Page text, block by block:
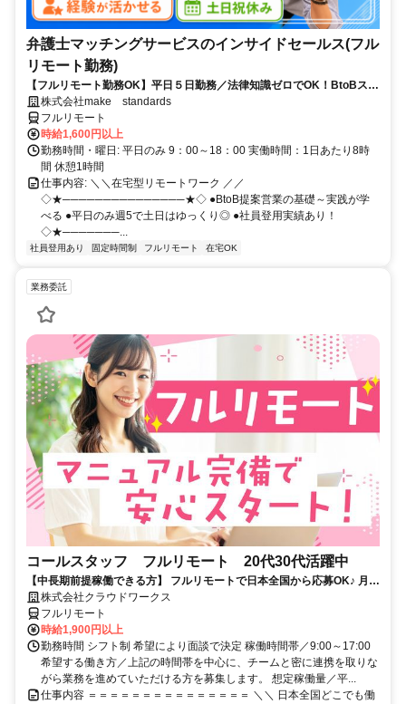
弁護士マッチングサービスのインサイドセールス(フル
リモート勤務)
【フルリモート勤務OK】平日５日勤務／法律知識ゼロでOK！BtoBスキ
ルが身につく営業職
株式会社make standards
フルリモート
時給1,600円以上
勤務時間・曜日: 平日のみ 9：00～18：00 実働時間：1日あたり8時
間 休憩1時間
仕事内容: ＼＼在宅型リモートワーク ／／
◇★───────────────★◇ ●BtoB提案営業の基礎～実践が学
べる ●平日のみ週5で土日はゆっくり◎ ●社員登用実績あり！
◇★───────...
社員登用あり 固定時間制 フルリモート 在宅OK
業務委託
コールスタッフ フルリモート 20代30代活躍中
【中長期前提稼働できる方】 フルリモートで日本全国から応募OK♪ 月稼
働80時間で安定収入！
株式会社クラウドワークス
フルリモート
時給1,900円以上
勤務時間 シフト制 希望により面談で決定 稼働時間帯／9:00～17:00
希望する働き方／上記の時間帯を中心に、チームと密に連携を取りな
がら業務を進めていただける方を募集します。 想定稼働量／平...
仕事内容 ＝＝＝＝＝＝＝＝＝＝＝＝＝＝＝ ＼＼ 日本全国どこでも働